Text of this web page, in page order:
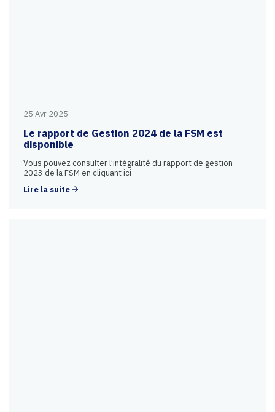
25 Avr 2025
Le rapport de Gestion 2024 de la FSM est
disponible
Vous pouvez consulter l’intégralité du rapport de gestion
2023 de la FSM en cliquant ici
Lire la suite